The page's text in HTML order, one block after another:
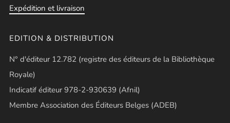
Expédition et livraison
EDITION & DISTRIBUTION
N° d'éditeur 12.782 (registre des éditeurs de la Bibliothèque
Royale)
Indicatif éditeur 978-2-930639 (Afnil)
Membre Association des Éditeurs Belges (ADEB)